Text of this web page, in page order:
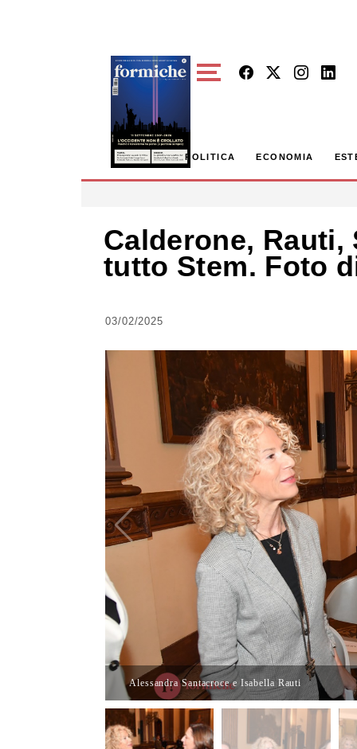
POLITICA ECONOMIA
Calderone,
tutto Stem. Foto
03/02/2025
Alessandra Santacroce e Isabella Rauti